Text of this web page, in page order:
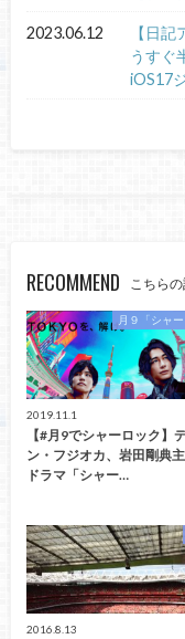
2023.06.12
【日
うすぐ
iOS17
RECOMMEND こちら
月９「シャー
2019.11.1
【#月9でシャーロック】
ン・フジオカ、岩田剛典
ドラマ「シャー…
2016.8.13